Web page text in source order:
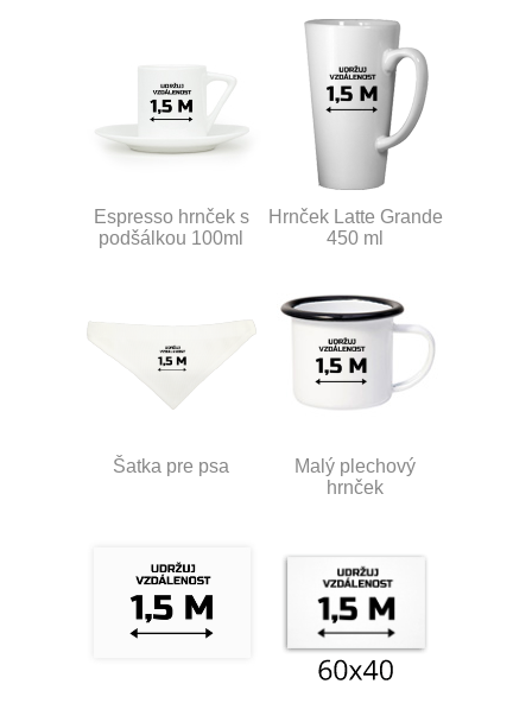
Espresso hrnček s
podšálkou 100ml
Hrnček Latte Grande
450 ml
Šatka pre psa
Malý plechový
hrnček